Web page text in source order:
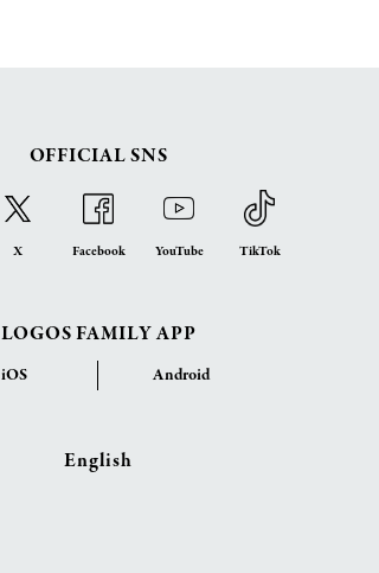
OFFICIAL SNS
X Facebook YouTube TikTok
LOGOS FAMILY APP
iOS Android
English